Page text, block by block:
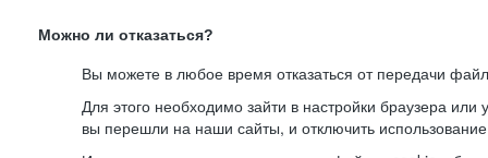
Можно ли отказаться?
Вы можете в любое время отказаться от передачи
Для этого необходимо зайти в настройки браузера или
вы перешли на наши сайты, и отключить